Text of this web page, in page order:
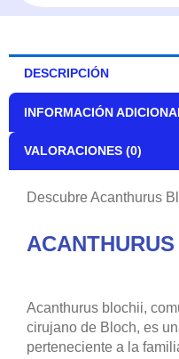
DESCRIPCIÓN
INFORMACIÓN
VALORACIONES (0)
Descubre Acanthurus
Acanthurus blochii,
cirujano de Bloch, es
perteneciente a la